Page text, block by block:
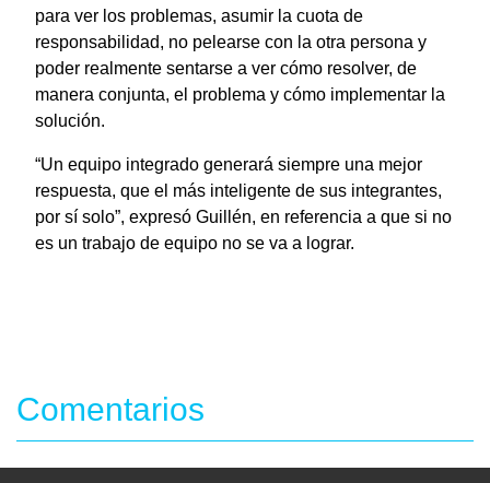
para ver los problemas, asumir la cuota de
responsabilidad, no pelearse con la otra persona y
poder realmente sentarse a ver cómo resolver, de
manera conjunta, el problema y cómo implementar la
solución.
“Un equipo integrado generará siempre una mejor
respuesta, que el más inteligente de sus integrantes,
por sí solo”, expresó Guillén, en referencia a que si no
es un trabajo de equipo no se va a lograr.
Comentarios